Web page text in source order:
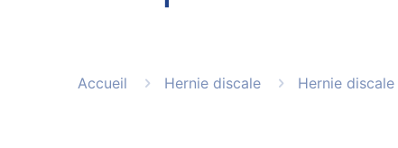
Accueil Hernie discale Hernie